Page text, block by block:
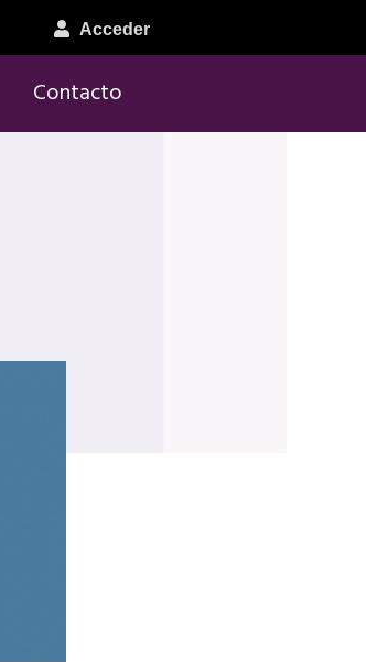
Acceder
Contacto